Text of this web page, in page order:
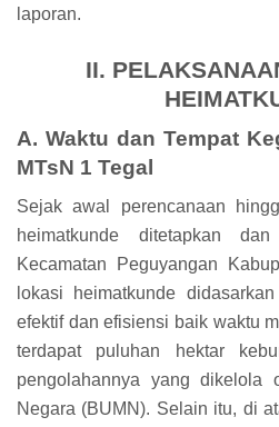
laporan.
II.
A. Waktu dan Tempat
MTsN 1 Tegal
Sejak awal perencanaan
heimatkunde ditetapkan
Kecamatan Peguyangan
lokasi heimatkunde
efektif dan efisiensi baik waktu
terdapat puluhan hektar
pengolahannya yang dikelola
Negara (BUMN). Selain itu, di